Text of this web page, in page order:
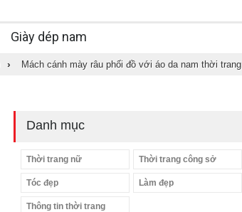
Giày dép nam
› Mách cánh mày râu phối đồ với áo da nam thời trang
Danh mục
Thời trang nữ Thời trang công sở
Tóc đẹp Làm đẹp
Thông tin thời trang